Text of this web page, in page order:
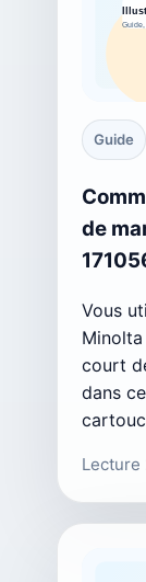
Guide
de
Vous
court
dans
Lecture